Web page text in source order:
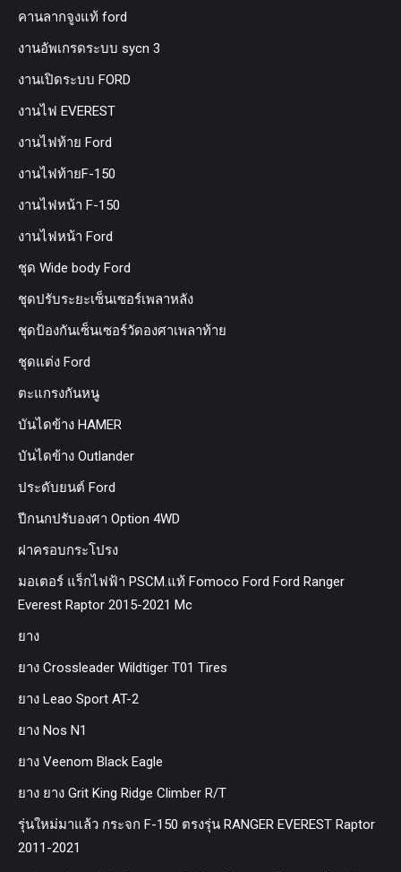
คานลากจูงแท้ ford
งานอัพเกรดระบบ sycn 3
งานเปิดระบบ FORD
งานไฟ EVEREST
งานไฟท้าย Ford
งานไฟท้ายF-150
งานไฟหน้า F-150
งานไฟหน้า Ford
ชุด Wide body Ford
ชุดปรับระยะเซ็นเซอร์เพลาหลัง
ชุดป้องกันเซ็นเซอร์วัดองศาเพลาท้าย
ชุดแต่ง Ford
ตะแกรงกันหนู
บันไดข้าง HAMER
บันไดข้าง Outlander
ประดับยนต์ Ford
ปีกนกปรับองศา Option 4WD
ฝาครอบกระโปรง
มอเตอร์ แร็กไฟฟ้า PSCM.แท้ Fomoco Ford Ford Ranger
Everest Raptor 2015-2021 Mc
ยาง
ยาง Crossleader Wildtiger T01 Tires
ยาง Leao Sport AT-2
ยาง Nos N1
ยาง Veenom Black Eagle
ยาง ยาง Grit King Ridge Climber R/T
รุ่นใหม่มาแล้ว กระจก F-150 ตรงรุ่น RANGER EVEREST Raptor
2011-2021